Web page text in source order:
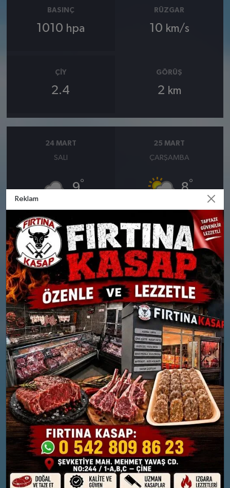
BASINÇ
1010 hpa
RÜZGAR
10 km/s
ÇIY
2.4
GÖRÜŞ
2 km
24 MART
SALI
9°
Orta kuvvetli yağmurlu
Nem: %76
Rüzgar: 13 km/h
Yağış Olasılığı: %87
25 MART
ÇARŞAMBA
8°
Bölgesel düzensiz yağmur
yağışlı
Nem: %79
Rüzgar: 21 km/h
Yağış Olasılığı: %81
26 MART
PERŞEMBE
8°
Güneşli
Nem: %71
Rüzgar: 14 km/h
27 MART
CUMA
11°
Güneşli
Nem: %56
Rüzgar: 20 km/h
28 MART
CUMARTESI
29 MART
PAZAR
Reklam